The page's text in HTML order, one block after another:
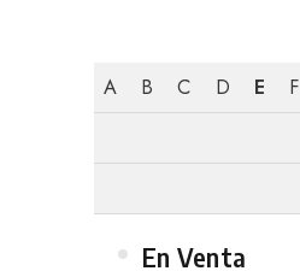
A B C D E F
Category
En Venta